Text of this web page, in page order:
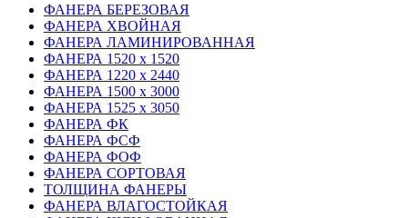
ФАНЕРА БЕРЕЗОВАЯ
ФАНЕРА ХВОЙНАЯ
ФАНЕРА ЛАМИНИРОВАННАЯ
ФАНЕРА 1520 х 1520
ФАНЕРА 1220 х 2440
ФАНЕРА 1500 х 3000
ФАНЕРА 1525 х 3050
ФАНЕРА ФК
ФАНЕРА ФСФ
ФАНЕРА ФОФ
ФАНЕРА СОРТОВАЯ
ТОЛЩИНА ФАНЕРЫ
ФАНЕРА ВЛАГОСТОЙКАЯ